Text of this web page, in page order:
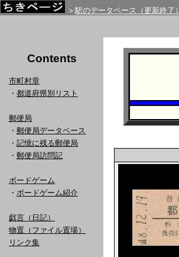
＞ 駅のデータベース（更新終了）
Contents
市町村章
・ 都道府県別リスト
郵便局
・ 郵便局データベース
・ 記憶に残る郵便局
・ 郵便局訪問記
ボードゲーム
・ ボードゲーム紹介
戯言（日記）
物置（ファイル置場）
リンク集